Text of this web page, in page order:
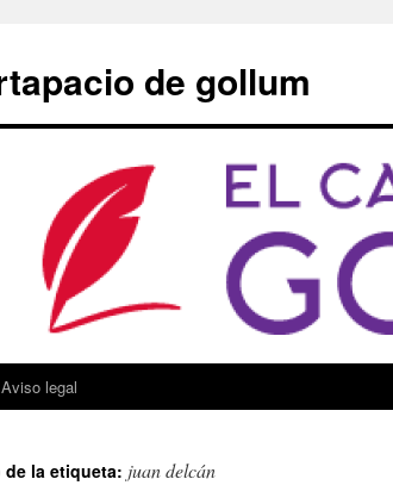
de gollum
Aviso legal
la etiqueta: juan delcán